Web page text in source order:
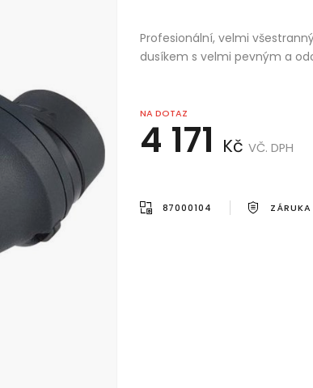
Profesionální, velmi
dusíkem s velmi pevným a
NA DOTAZ
4 171 Kč VČ. DPH
87000104 ZÁRUKA